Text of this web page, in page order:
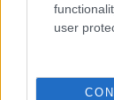
user